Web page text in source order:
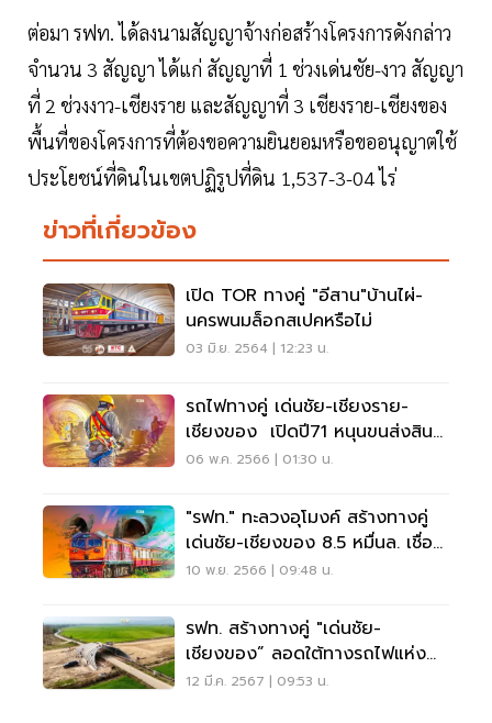
ต่อมา รฟท. ได้ลงนามสัญญาจ้างก่อสร้างโครงการดังกล่าว
จำนวน 3 สัญญา ได้แก่ สัญญาที่ 1 ช่วงเด่นชัย-งาว สัญญา
ที่ 2 ช่วงงาว-เชียงราย และสัญญาที่ 3 เชียงราย-เชียงของ
พื้นที่ของโครงการที่ต้องขอความยินยอมหรือขออนุญาตใช้
ประโยชน์ที่ดินในเขตปฏิรูปที่ดิน 1,537-3-04 ไร่
ข่าวที่เกี่ยวข้อง
เปิด TOR ทางคู่ "อีสาน"บ้านไผ่-
นครพนมล็อกสเปคหรือไม่
03 มิ.ย. 2564 | 12:23 น.
รถไฟทางคู่ เด่นชัย-เชียงราย-
เชียงของ เปิดปี71 หนุนขนส่งสิน
ค้าสปป.ลาว-จีน
06 พ.ค. 2566 | 01:30 น.
"รฟท." ทะลวงอุโมงค์ สร้างทางคู่
เด่นชัย-เชียงของ 8.5 หมื่นล. เชื่อม
2 จังหวัด
10 พ.ย. 2566 | 09:48 น.
รฟท. สร้างทางคู่ "เด่นชัย-
เชียงของ” ลอดใต้ทางรถไฟแห่ง
แรกในไทย
12 มี.ค. 2567 | 09:53 น.